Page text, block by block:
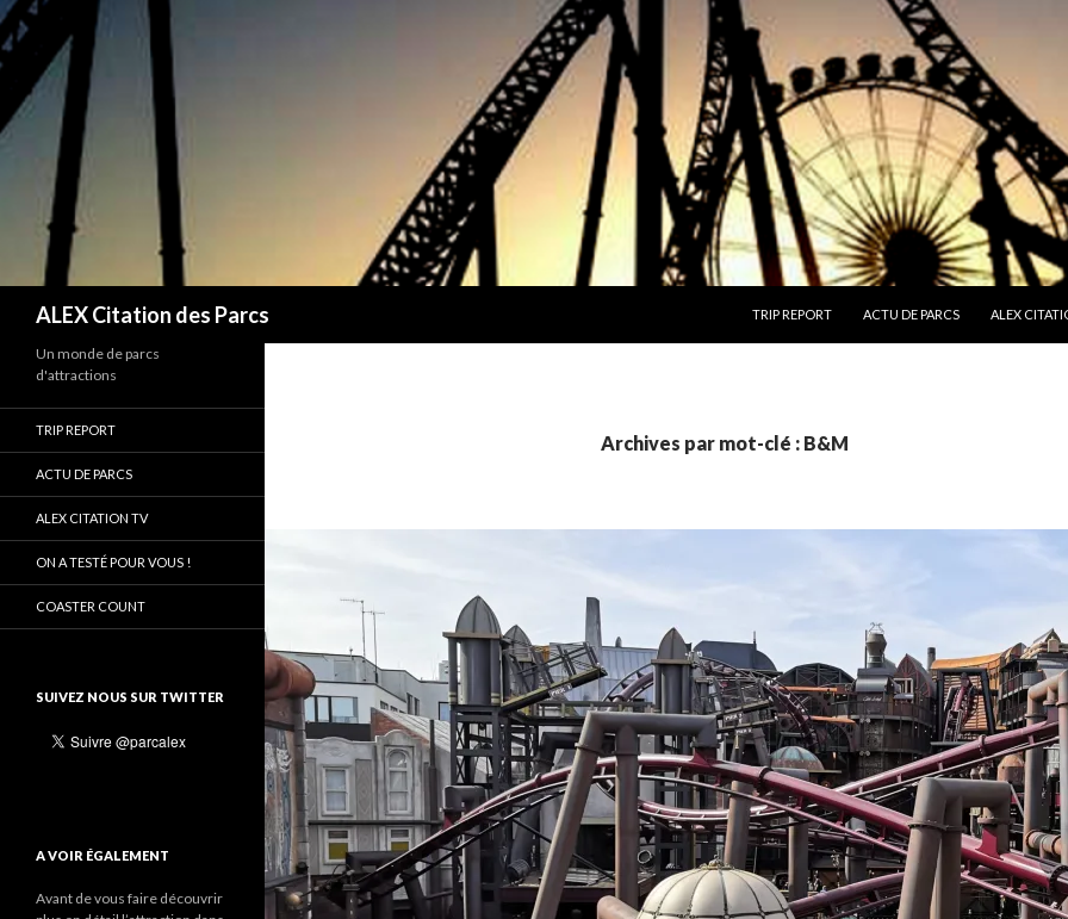
ALEX Citation des Parcs
TRIP REPORT
ACTU DE PARCS ALEX
Archives par mot-clé : B&M
Un monde de parcs
d'attractions
TRIP REPORT
ACTU DE PARCS
ALEX CITATION TV
ON A TESTÉ POUR VOUS !
COASTER COUNT
SUIVEZ NOUS SUR TWITTER
A VOIR ÉGALEMENT
Avant de vous faire découvrir